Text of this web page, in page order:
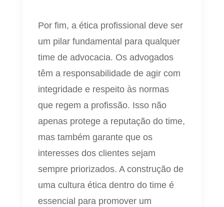
Por fim, a ética profissional deve ser
um pilar fundamental para qualquer
time de advocacia. Os advogados
têm a responsabilidade de agir com
integridade e respeito às normas
que regem a profissão. Isso não
apenas protege a reputação do time,
mas também garante que os
interesses dos clientes sejam
sempre priorizados. A construção de
uma cultura ética dentro do time é
essencial para promover um